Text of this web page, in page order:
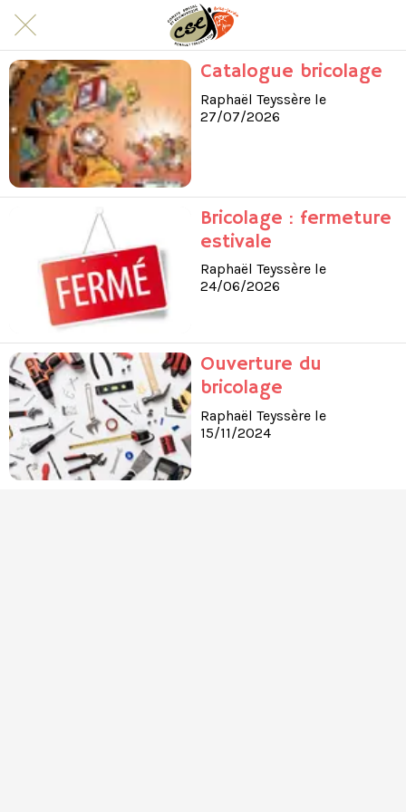
Catalogue bricolage
Raphaël Teyssère le
27/07/2026
Bricolage : fermeture
estivale
Raphaël Teyssère le
24/06/2026
Ouverture du
bricolage
Raphaël Teyssère le
15/11/2024